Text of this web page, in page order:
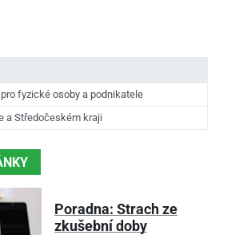
pro fyzické osoby a podnikatele
a Středočeském kraji
Poradna: Strach ze
zkušební doby